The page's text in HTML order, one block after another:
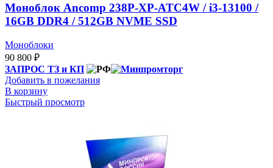
Моноблок Ancomp 238P-XP-ATC4W / i3-13100 /
16GB DDR4 / 512GB NVME SSD
Моноблоки
90 800 ₽
ЗАПРОС ТЗ и КП
Добавить в пожелания
В корзину
Быстрый просмотр